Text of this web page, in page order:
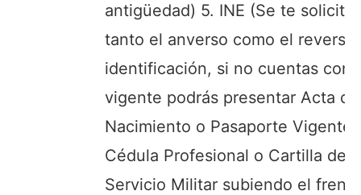
antigüedad) 5. INE (Se te
tanto el anverso como el reverso
identificación, si no cuentas con
vigente podrás presentar Acta de
Nacimiento o Pasaporte Vigente
Cédula Profesional o Cartilla del
Servicio Militar subiendo el